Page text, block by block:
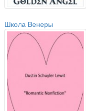
Школа Венеры